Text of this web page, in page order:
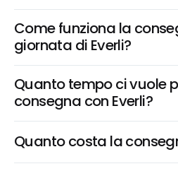
Come funziona la
giornata di Everli?
Quanto tempo ci vuole
consegna con Everli?
Quanto costa la